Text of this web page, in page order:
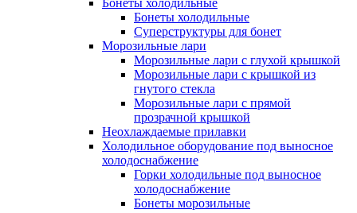
Бонеты холодильные
Бонеты холодильные
Суперструктуры для бонет
Морозильные лари
Морозильные лари с глухой крышкой
Морозильные лари с крышкой из
гнутого стекла
Морозильные лари с прямой
прозрачной крышкой
Неохлаждаемые прилавки
Холодильное оборудование под выносное
холодоснабжение
Горки холодильные под выносное
холодоснабжение
Бонеты морозильные